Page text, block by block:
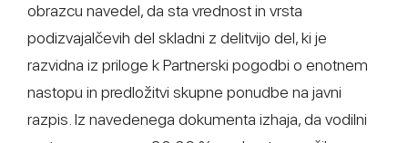
obrazcu navedel, da sta vrednost in vrsta
podizvajalčevih del skladni z delitvijo del, ki je
razvidna iz priloge k Partnerski pogodbi o enotnem
nastopu in predložitvi skupne ponudbe na javni
razpis. Iz navedenega dokumenta izhaja, da vodilni